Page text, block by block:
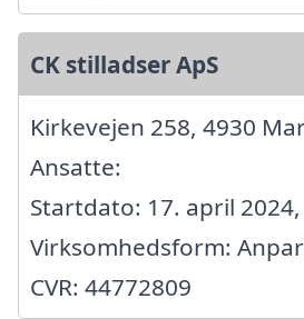
CK stilladser ApS
Kirkevejen 258, 4930
Ansatte:
Startdato: 17. april 2024,
Virksomhedsform:
CVR: 44772809